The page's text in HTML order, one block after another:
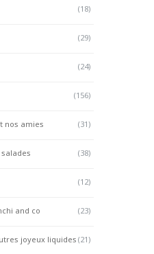
(18)
(29)
(24)
(156)
nos amies (31)
(38)
(12)
and co (23)
joyeux liquides (21)